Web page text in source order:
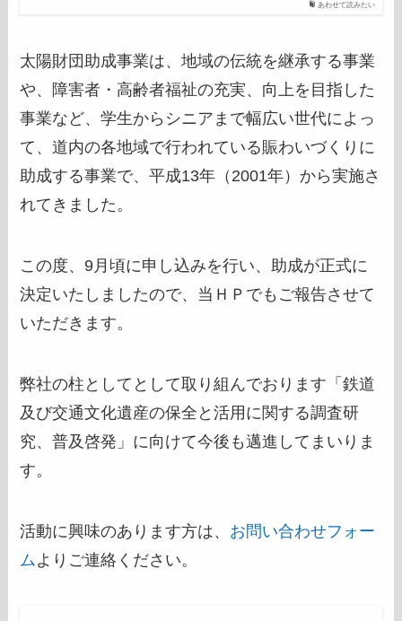
あわせて読みたい
太陽財団助成事業は、地域の伝統を継承する事業
や、障害者・高齢者福祉の充実、向上を目指した
事業など、学生からシニアまで幅広い世代によっ
て、道内の各地域で行われている賑わいづくりに
助成する事業で、平成13年（2001年）から実施さ
れてきました。
この度、9月頃に申し込みを行い、助成が正式に
決定いたしましたので、当ＨＰでもご報告させて
いただきます。
弊社の柱としてとして取り組んでおります「鉄道
及び交通文化遺産の保全と活用に関する調査研
究、普及啓発」に向けて今後も邁進してまいりま
す。
活動に興味のあります方は、 お問い合わせフォー
ム よりご連絡ください。